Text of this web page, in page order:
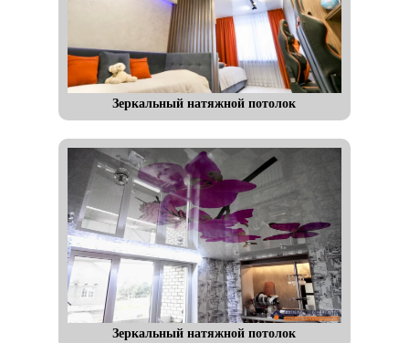
Зеркальный натяжной потолок
Зеркальный натяжной потолок